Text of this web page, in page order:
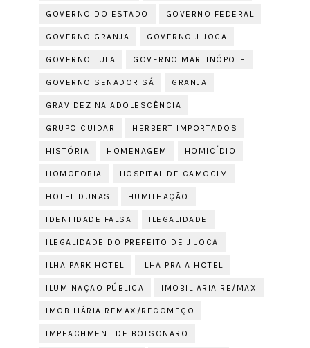
GOVERNO DO ESTADO GOVERNO FEDERAL
GOVERNO GRANJA GOVERNO JIJOCA
GOVERNO LULA GOVERNO MARTINÓPOLE
GOVERNO SENADOR SÁ GRANJA
GRAVIDEZ NA ADOLESCÊNCIA
GRUPO CUIDAR HERBERT IMPORTADOS
HISTÓRIA HOMENAGEM HOMICÍDIO
HOMOFOBIA HOSPITAL DE CAMOCIM
HOTEL DUNAS HUMILHAÇÃO
IDENTIDADE FALSA ILEGALIDADE
ILEGALIDADE DO PREFEITO DE JIJOCA
ILHA PARK HOTEL ILHA PRAIA HOTEL
ILUMINAÇÃO PÚBLICA IMOBILIARIA RE/MAX
IMOBILIÁRIA REMAX/RECOMEÇO
IMPEACHMENT DE BOLSONARO